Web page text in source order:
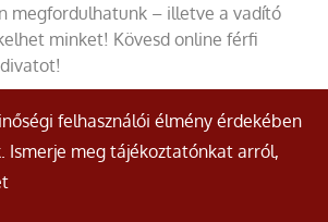
megfordulhatunk – illetve a vadító
minket! Kövesd online férfi
jog fenntartva.
felhasználói élmény érdekében
Ismerje meg tájékoztatónkat arról,